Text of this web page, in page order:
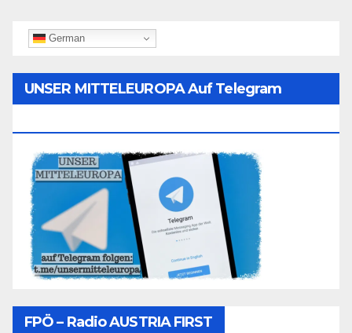
German
UNSER MITTELEUROPA Auf Telegram
FPÖ – Radio AUSTRIA FIRST